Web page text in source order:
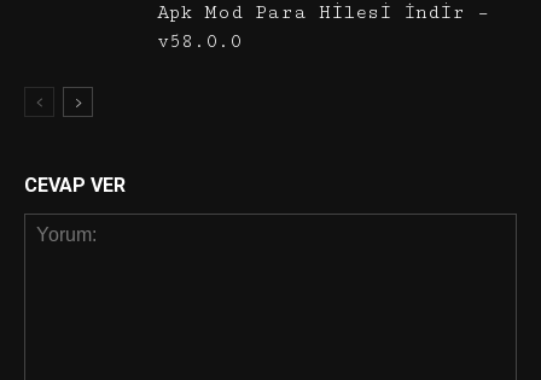
Apk Mod Para Hilesi İndir –
v58.0.0
CEVAP VER